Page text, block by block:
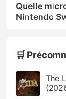
Quelle
Nintendo
🛒
The